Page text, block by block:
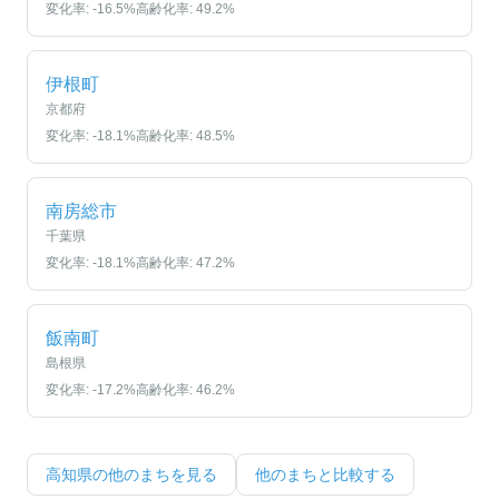
変化率: -16.5%高齢化率: 49.2%
伊根町
京都府
変化率: -18.1%高齢化率: 48.5%
南房総市
千葉県
変化率: -18.1%高齢化率: 47.2%
飯南町
島根県
変化率: -17.2%高齢化率: 46.2%
高知県の他のまちを見る 他のまちと比較する